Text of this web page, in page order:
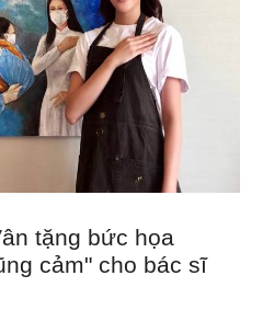
tặng bức họa
cảm" cho bác sĩ